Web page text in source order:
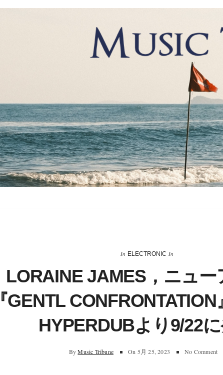
In ELECTRONIC In
LORAINE JAMES，ニュー
『GENTL
HYPERDUBより9/22
By Music Tribune On 5月 25, 2023 No Comment